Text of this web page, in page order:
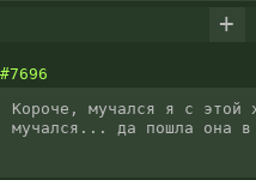
+
#7696
Короче, мучался я с этой
мучался... да пошла она в